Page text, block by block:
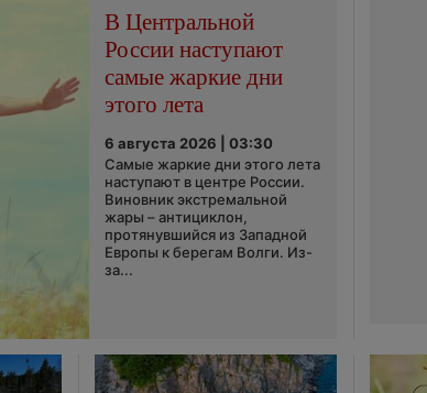
В Центральной
России наступают
самые жаркие дни
этого лета
6 августа 2026 | 03:30
Самые жаркие дни этого лета
наступают в центре России.
Виновник экстремальной
жары – антициклон,
протянувшийся из Западной
Европы к берегам Волги. Из-
за...